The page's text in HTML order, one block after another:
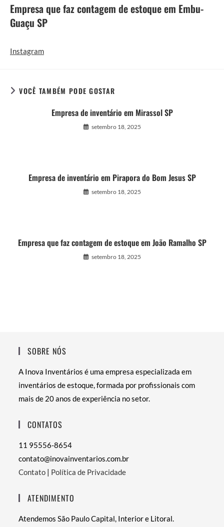
Empresa que faz contagem de estoque em Embu-
Guaçu SP
Instagram
VOCÊ TAMBÉM PODE GOSTAR
Empresa de inventário em Mirassol SP
setembro 18, 2025
Empresa de inventário em Pirapora do Bom Jesus SP
setembro 18, 2025
Empresa que faz contagem de estoque em João Ramalho SP
setembro 18, 2025
SOBRE NÓS
A Inova Inventários é uma empresa especializada em
inventários de estoque, formada por profissionais com
mais de 20 anos de experiência no setor.
CONTATOS
11 95556-8654
contato@inovainventarios.com.br
Contato | Política de Privacidade
ATENDIMENTO
Atendemos São Paulo Capital, Interior e Litoral.